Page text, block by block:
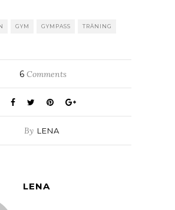
GYM GYMPASS TRÄNING
6 Comments
By LENA
LENA